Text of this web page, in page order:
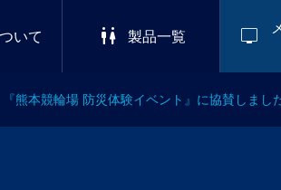
いて  製品一覧 
ィア掲載, 会社情報
『熊本競輪場 防災体験イベント』に協賛しまし